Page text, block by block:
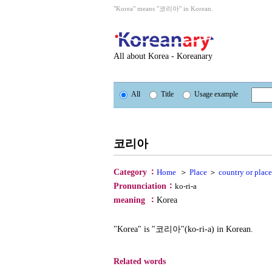
"Korea" means "코리아" in Korean.
All about Korea - Koreanary
All Title Usage example
코리아
Category ： Home ＞ Place ＞ country or place
Pronunciation ： ko-ri-a
meaning
： Korea
"Korea" is "코리아"(ko-ri-a) in Korean.
Related words